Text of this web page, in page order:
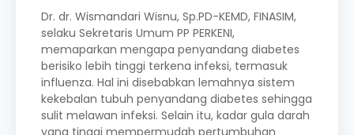
Dr. dr. Wismandari Wisnu, Sp.PD-KEMD, FINASIM,
selaku Sekretaris Umum PP PERKENI,
memaparkan mengapa penyandang diabetes
berisiko lebih tinggi terkena infeksi, termasuk
influenza. Hal ini disebabkan lemahnya sistem
kekebalan tubuh penyandang diabetes sehingga
sulit melawan infeksi. Selain itu, kadar gula darah